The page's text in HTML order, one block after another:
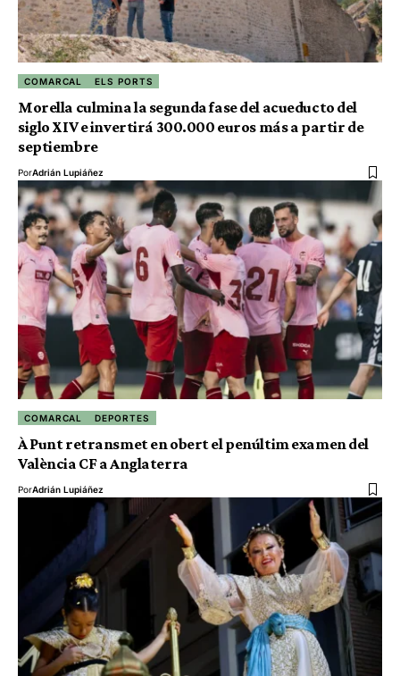
COMARCAL ELS PORTS
Morella culmina la segunda fase del acueducto del
siglo XIV e invertirá 300.000 euros más a partir de
septiembre
PorAdrián Lupiáñez
COMARCAL DEPORTES
À Punt retransmet en obert el penúltim examen del
València CF a Anglaterra
PorAdrián Lupiáñez